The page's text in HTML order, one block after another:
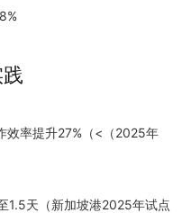
效率提升27%（<（2025年
1.5天（新加坡港2025年试点